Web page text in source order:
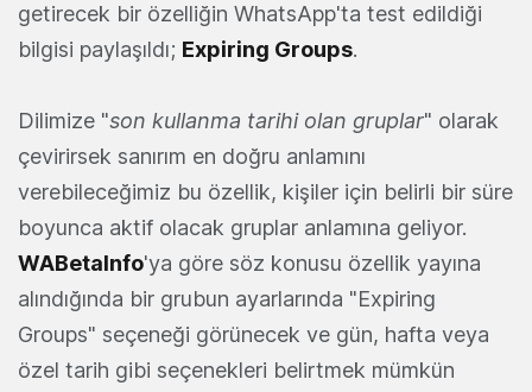
getirecek bir özelliğin WhatsApp'ta test edildiği
bilgisi paylaşıldı; Expiring Groups.
Dilimize "son kullanma tarihi olan gruplar" olarak
çevirirsek sanırım en doğru anlamını
verebileceğimiz bu özellik, kişiler için belirli bir süre
boyunca aktif olacak gruplar anlamına geliyor.
WABetaInfo'ya göre söz konusu özellik yayına
alındığında bir grubun ayarlarında "Expiring
Groups" seçeneği görünecek ve gün, hafta veya
özel tarih gibi seçenekleri belirtmek mümkün